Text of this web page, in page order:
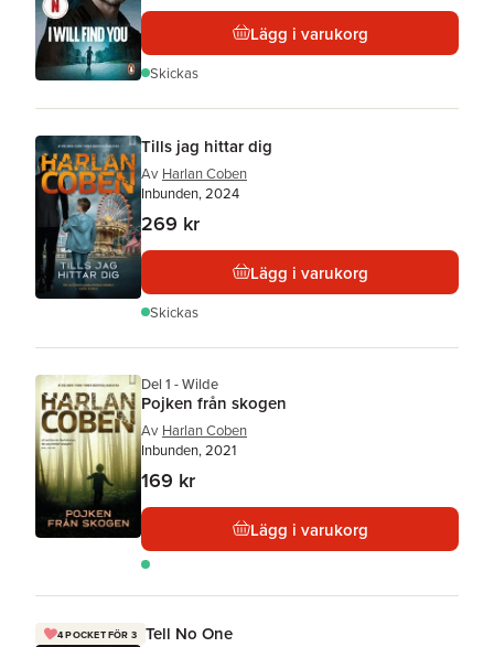
Lägg i varukorg
Skickas
Tills jag hittar dig
Av Harlan Coben
Inbunden, 2024
269 kr
Lägg i varukorg
Skickas
Del 1 - Wilde
Pojken från skogen
Av Harlan Coben
Inbunden, 2021
169 kr
Lägg i varukorg
4 POCKET FÖR 3 Tell No One